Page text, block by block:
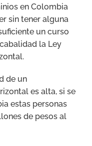
en Colombia
sin tener alguna
un curso
la Ley
de un
es alta, si se
estas personas
de pesos al